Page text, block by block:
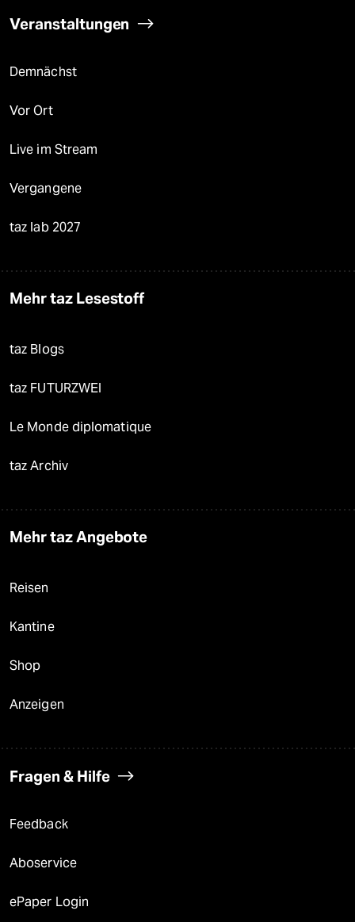
Veranstaltungen
Demnächst
Vor Ort
Live im Stream
Vergangene
taz lab 2027
Mehr taz Lesestoff
taz Blogs
taz FUTURZWEI
Le Monde diplomatique
taz Archiv
Mehr taz Angebote
Reisen
Kantine
Shop
Anzeigen
Fragen & Hilfe
Feedback
Aboservice
ePaper Login